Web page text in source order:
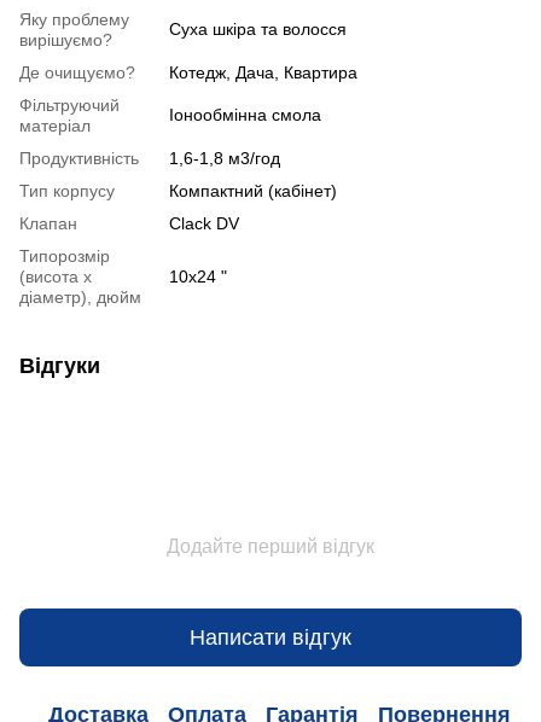
Яку проблему
вирішуємо?
Суха шкіра та волосся
Де очищуємо?
Котедж, Дача, Квартира
Фільтруючий
матеріал
Іонообмінна смола
Продуктивність
1,6-1,8 м3/год
Тип корпусу
Компактний (кабінет)
Клапан
Clack DV
Типорозмір
(висота х
діаметр), дюйм
10x24 "
Відгуки
Додайте перший відгук
Написати відгук
Доставка Оплата Гарантія Повернення